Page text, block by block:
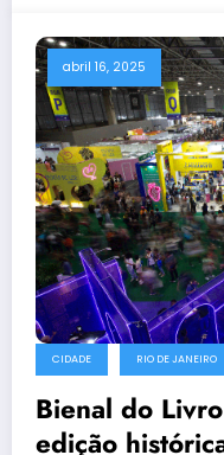
abril 16, 2025
CIDADE RIO DE JANEIRO
Bienal do
edição